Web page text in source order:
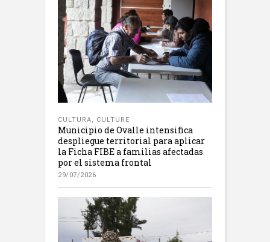
CULTURA, CULTURE
Municipio de Ovalle intensifica
despliegue territorial para aplicar
la Ficha FIBE a familias afectadas
por el sistema frontal
29/07/2026